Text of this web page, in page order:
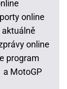
online
aktuálně
online
program
a MotoGP